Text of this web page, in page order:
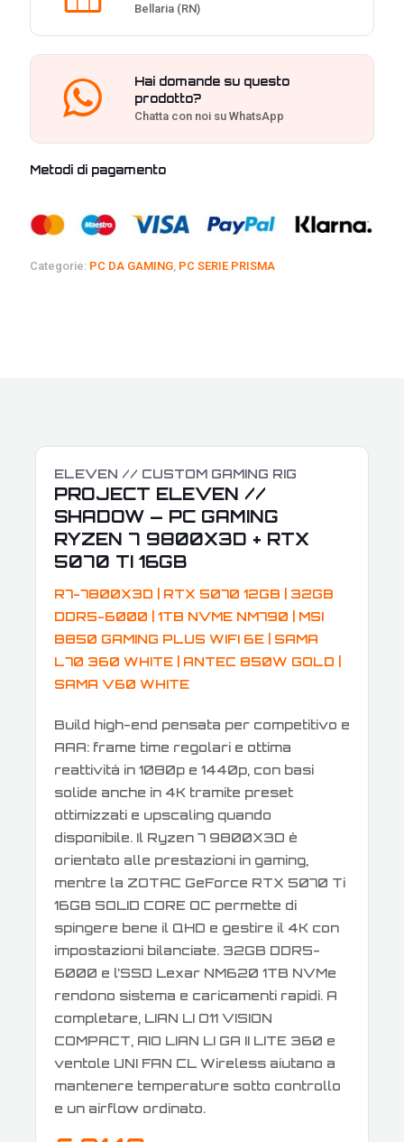
GAMING
quantità
Bellaria (RN)
Hai domande su questo
prodotto?
Chatta con noi su WhatsApp
Metodi di pagamento
Categorie: PC DA GAMING, PC SERIE PRISMA
ELEVEN // CUSTOM GAMING RIG
PROJECT ELEVEN //
SHADOW — PC GAMING
RYZEN 7 9800X3D + RTX
5070 TI 16GB
R7-7800X3D | RTX 5070 12GB | 32GB
DDR5-6000 | 1TB NVME NM790 | MSI
B850 GAMING PLUS WIFI 6E | SAMA
L70 360 WHITE | ANTEC 850W GOLD |
SAMA V60 WHITE
Build high-end pensata per competitivo e
AAA: frame time regolari e ottima
reattività in 1080p e 1440p, con basi
solide anche in 4K tramite preset
ottimizzati e upscaling quando
disponibile. Il Ryzen 7 9800X3D è
orientato alle prestazioni in gaming,
mentre la ZOTAC GeForce RTX 5070 Ti
16GB SOLID CORE OC permette di
spingere bene il QHD e gestire il 4K con
impostazioni bilanciate. 32GB DDR5-
6000 e l’SSD Lexar NM620 1TB NVMe
rendono sistema e caricamenti rapidi. A
completare, LIAN LI O11 VISION
COMPACT, AIO LIAN LI GA II LITE 360 e
ventole UNI FAN CL Wireless aiutano a
mantenere temperature sotto controllo
e un airflow ordinato.